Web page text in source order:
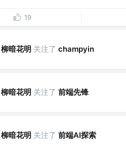
19
柳暗花明 关注了 champyin
柳暗花明 关注了 前端先锋
柳暗花明 关注了 前端AI探索